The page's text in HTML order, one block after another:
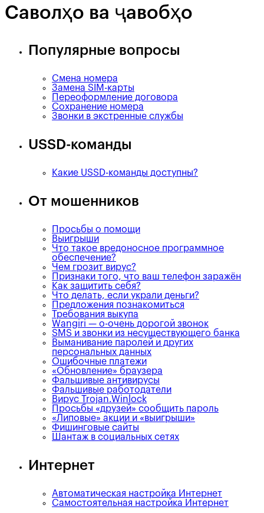
Саволҳо ва ҷавобҳо
Популярные вопросы
Смена номера
Замена SIM-карты
Переоформление договора
Сохранение номера
Звонки в экстренные службы
USSD-команды
Какие USSD-команды доступны?
От мошенников
Просьбы о помощи
Выигрыши
Что такое вредоносное программное
обеспечение?
Чем грозит вирус?
Признаки того, что ваш телефон заражён
Как защитить себя?
Что делать, если украли деньги?
Предложения познакомиться
Требования выкупа
Wangiri — о-очень дорогой звонок
SMS и звонки из несуществующего банка
Выманивание паролей и других
персональных данных
Ошибочные платежи
«Обновление» браузера
Фальшивые антивирусы
Фальшивые работодатели
Вирус Trojan.Winlock
Просьбы «друзей» сообщить пароль
«Липовые» акции и «выигрыши»
Фишинговые сайты
Шантаж в социальных сетях
Интернет
Автоматическая настройка Интернет
Самостоятельная настройка Интернет